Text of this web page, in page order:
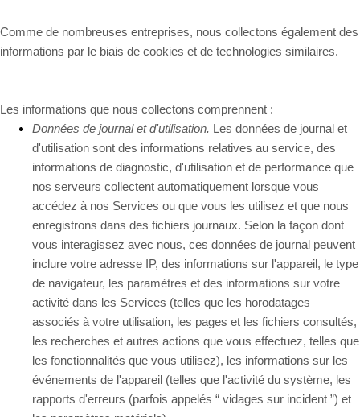
Comme de nombreuses entreprises, nous collectons également des
informations par le biais de cookies et de technologies similaires.
Les informations que nous collectons comprennent :
Données de journal et d'utilisation. Les données de journal et
d'utilisation sont des informations relatives au service, des
informations de diagnostic, d'utilisation et de performance que
nos serveurs collectent automatiquement lorsque vous
accédez à nos Services ou que vous les utilisez et que nous
enregistrons dans des fichiers journaux. Selon la façon dont
vous interagissez avec nous, ces données de journal peuvent
inclure votre adresse IP, des informations sur l'appareil, le type
de navigateur, les paramètres et des informations sur votre
activité dans les Services (telles que les horodatages
associés à votre utilisation, les pages et les fichiers consultés,
les recherches et autres actions que vous effectuez, telles que
les fonctionnalités que vous utilisez), les informations sur les
événements de l'appareil (telles que l'activité du système, les
rapports d'erreurs (parfois appelés “ vidages sur incident ”) et